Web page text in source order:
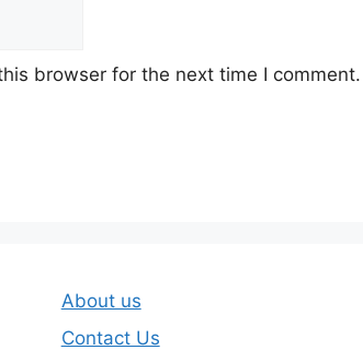
browser for the next time I comment.
About us
Contact Us